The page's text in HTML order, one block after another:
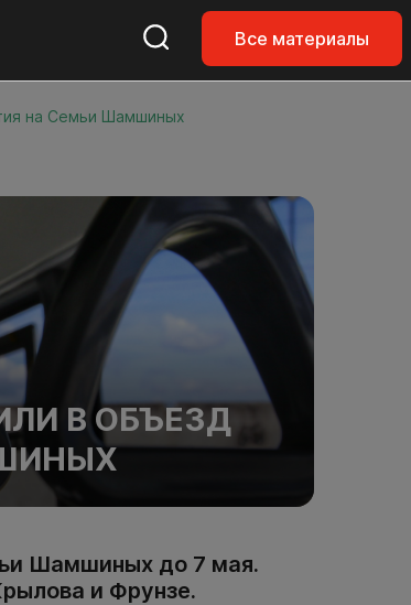
Все материалы
на Семьи Шамшиных
В ОБЪЕЗД
Шамшиных до 7 мая.
и Фрунзе.